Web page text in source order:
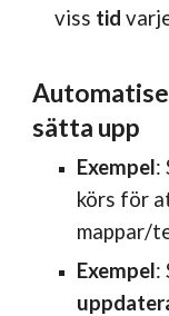
viss tid
sätta upp
Exempel:
körs för
mappar/
Exempel: